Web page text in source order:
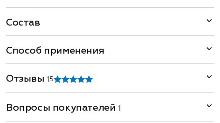
Состав
Способ применения
Отзывы1 5
Вопросы покупателей 1